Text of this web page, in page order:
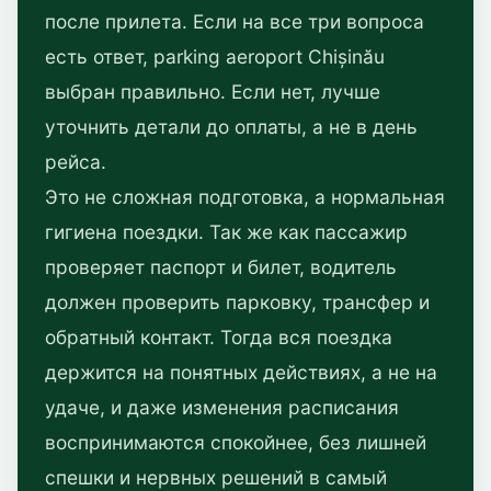
после прилета. Если на все три вопроса
есть ответ, parking aeroport Chișinău
выбран правильно. Если нет, лучше
уточнить детали до оплаты, а не в день
рейса.
Это не сложная подготовка, а нормальная
гигиена поездки. Так же как пассажир
проверяет паспорт и билет, водитель
должен проверить парковку, трансфер и
обратный контакт. Тогда вся поездка
держится на понятных действиях, а не на
удаче, и даже изменения расписания
воспринимаются спокойнее, без лишней
спешки и нервных решений в самый